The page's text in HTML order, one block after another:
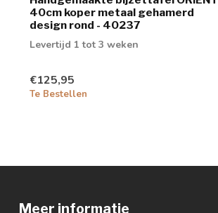
40cm koper metaal gehamerd
design rond - 40237
Levertijd 1 tot 3 weken
€125,95
Te Bestellen
Meer informatie